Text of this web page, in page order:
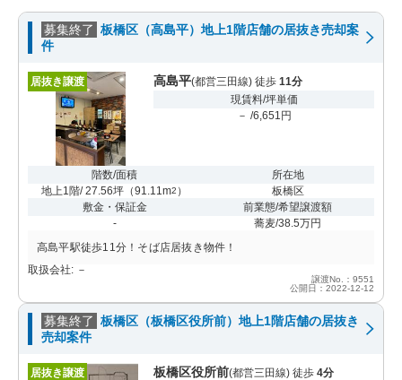
募集終了 板橋区（高島平）地上1階店舗の居抜き売却案
件
居抜き譲渡 高島平(都営三田線) 徒歩 11分
現賃料/坪単価
－ /6,651円
階数/面積
地上1階/ 27.56坪 （91.11m2 ）
所在地
板橋区
敷金・保証金
-
前業態/希望譲渡額
蕎麦/38.5万円
高島平駅徒歩11分！そば店居抜き物件！
取扱会社: －
譲渡No.：9551
公開日：2022-12-12
募集終了 板橋区（板橋区役所前）地上1階店舗の居抜き
売却案件
居抜き譲渡 板橋区役所前(都営三田線) 徒歩 4分